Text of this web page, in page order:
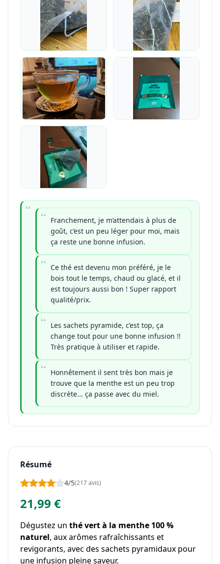
Franchement, je m’attendais à plus de
goût, c’est un peu léger pour moi, mais
ça reste une bonne infusion.
Ce thé est devenu mon préféré, je le
bois tout le temps, chaud ou glacé, et il
est toujours aussi bon ! Super rapport
qualité/prix.
Les sachets pyramide, c’est top, ça
change tout pour une bonne infusion !!
Très pratique à utiliser et rapide.
Honnêtement il sent très bon mais je
trouve que la menthe est un peu trop
discrète... ça passe avec du miel.
Résumé
4/5(217 avis)
21,99 €
Dégustez un thé vert à la menthe 100 %
naturel, aux arômes rafraîchissants et
revigorants, avec des sachets pyramidaux pour
une infusion pleine saveur.